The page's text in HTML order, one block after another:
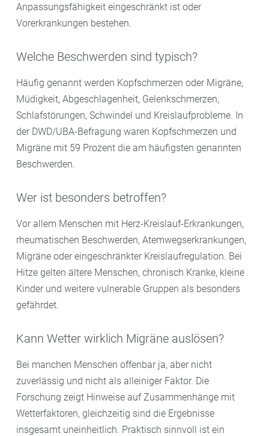
Anpassungsfähigkeit eingeschränkt ist oder
Vorerkrankungen bestehen.
Welche Beschwerden sind typisch?
Häufig genannt werden Kopfschmerzen oder Migräne,
Müdigkeit, Abgeschlagenheit, Gelenkschmerzen,
Schlafstörungen, Schwindel und Kreislaufprobleme. In
der DWD/UBA-Befragung waren Kopfschmerzen und
Migräne mit 59 Prozent die am häufigsten genannten
Beschwerden.
Wer ist besonders betroffen?
Vor allem Menschen mit Herz-Kreislauf-Erkrankungen,
rheumatischen Beschwerden, Atemwegserkrankungen,
Migräne oder eingeschränkter Kreislaufregulation. Bei
Hitze gelten ältere Menschen, chronisch Kranke, kleine
Kinder und weitere vulnerable Gruppen als besonders
gefährdet.
Kann Wetter wirklich Migräne auslösen?
Bei manchen Menschen offenbar ja, aber nicht
zuverlässig und nicht als alleiniger Faktor. Die
Forschung zeigt Hinweise auf Zusammenhänge mit
Wetterfaktoren, gleichzeitig sind die Ergebnisse
insgesamt uneinheitlich. Praktisch sinnvoll ist ein